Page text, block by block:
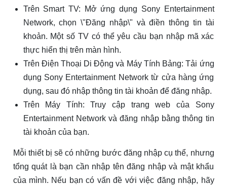
Trên Smart TV: Mở ứng dụng Sony Entertainment
Network, chọn \"Đăng nhập\" và điền thông tin tài
khoản. Một số TV có thể yêu cầu bạn nhập mã xác
thực hiển thị trên màn hình.
Trên Điện Thoại Di Động và Máy Tính Bảng: Tải ứng
dụng Sony Entertainment Network từ cửa hàng ứng
dụng, sau đó nhập thông tin tài khoản để đăng nhập.
Trên Máy Tính: Truy cập trang web của Sony
Entertainment Network và đăng nhập bằng thông tin
tài khoản của bạn.
Mỗi thiết bị sẽ có những bước đăng nhập cụ thể, nhưng
tổng quát là bạn cần nhập tên đăng nhập và mật khẩu
của mình. Nếu bạn có vấn đề với việc đăng nhập, hãy